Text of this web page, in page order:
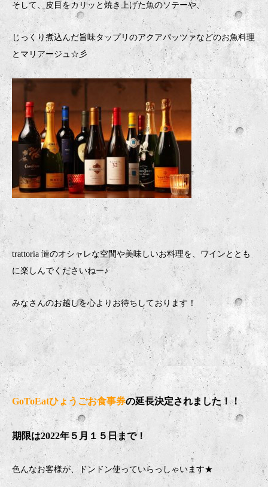
そして、皮目をカリッと焼き上げた魚のソテーや、
じっくり煮込んだ旨味タップリのアクアパッツァなどのお魚料理
とマリアージュ☆彡
trattoria 漣のオシャレな空間や美味しいお料理を、ワインととも
に楽しんでくださいねー♪
みなさんのお越しを心よりお待ちしております！
GoToEatひょうごお食事券の延長決定されました！！
期限は2022年５月１５日まで！
色んなお客様が、ドンドン使っていらっしゃいます★